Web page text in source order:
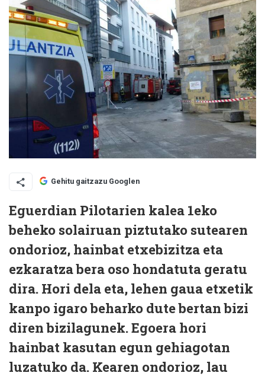
Gehitu gaitzazu Googlen
Eguerdian Pilotarien kalea 1eko
beheko solairuan piztutako sutearen
ondorioz, hainbat etxebizitza eta
ezkaratza bera oso hondatuta geratu
dira. Hori dela eta, lehen gaua etxetik
kanpo igaro beharko dute bertan bizi
diren bizilagunek. Egoera hori
hainbat kasutan egun gehiagotan
luzatuko da. Kearen ondorioz, lau